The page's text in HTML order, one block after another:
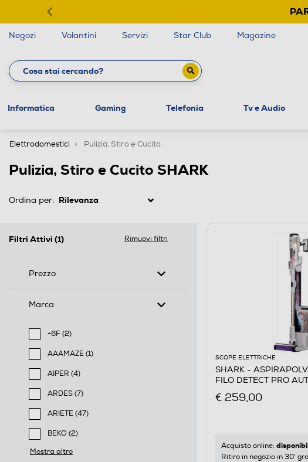
Negozi Volantini Servizi Star Club Magazine
Informatica Gaming Telefonia Tv e Audio
Elettrodomestici Pulizia, Stiro e Cucito
Pulizia, Stiro e Cucito SHARK
Ordina per:
Filtri Attivi (1) Rimuovi filtri
Prezzo
Marca
+6F (2)
Filtra per Marca: +6F
AAAMAZE (1)
Filtra per Marca: AAAMAZE
AIPER (4)
Filtra per Marca: AIPER
ARDES (7)
Filtra per Marca: ARDES
ARIETE (47)
Filtra per Marca: ARIETE
BEKO (2)
Filtra per Marca: BEKO
Mostra altro
SCOPE ELETTRICHE
SHARK -
FILO DETECT PRO
€ 259,00
Acquisto online:
Ritiro in negozio in 30'